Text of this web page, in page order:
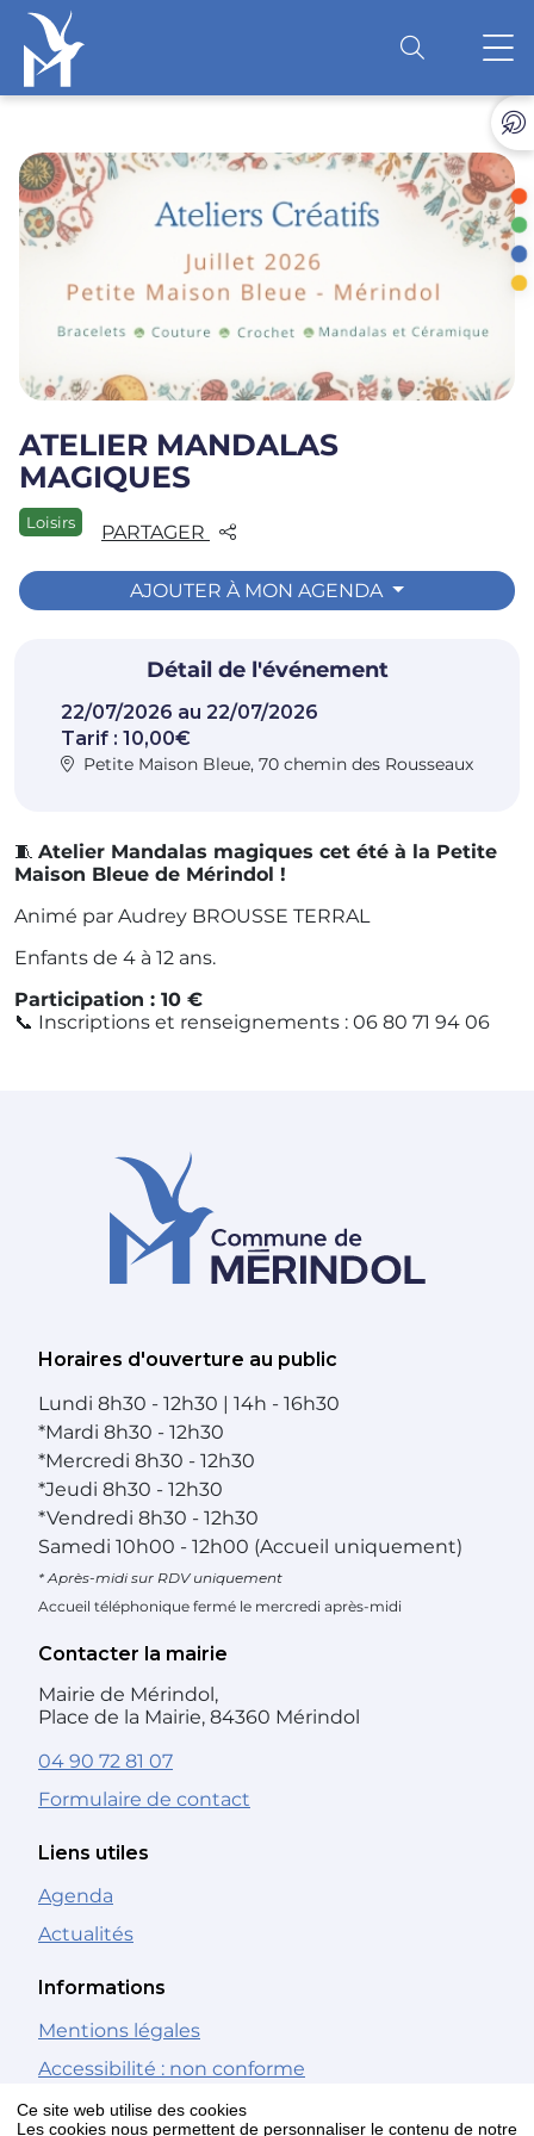
Ce site web utilise des cookies
Les cookies nous permettent de personnaliser le contenu de notre
ATELIER MANDALAS
MAGIQUES
Loisirs PARTAGER
AJOUTER À MON AGENDA
Détail de l'événement
22/07/2026 au 22/07/2026
Tarif : 10,00€
Petite Maison Bleue, 70 chemin des Rousseaux
🧵 Atelier Mandalas magiques cet été à la Petite
Maison Bleue de Mérindol !
Animé par Audrey BROUSSE TERRAL
Enfants de 4 à 12 ans.
Participation : 10 €
📞 Inscriptions et renseignements : 06 80 71 94 06
Horaires d'ouverture au public
Lundi 8h30 - 12h30 | 14h - 16h30
*Mardi 8h30 - 12h30
*Mercredi 8h30 - 12h30
*Jeudi 8h30 - 12h30
*Vendredi 8h30 - 12h30
Samedi 10h00 - 12h00 (Accueil uniquement)
* Après-midi sur RDV uniquement
Accueil téléphonique fermé le mercredi après-midi
Contacter la mairie
Mairie de Mérindol,
Place de la Mairie, 84360 Mérindol
04 90 72 81 07
Formulaire de contact
Liens utiles
Agenda
Actualités
Informations
Mentions légales
Accessibilité : non conforme
Gestion des cookies